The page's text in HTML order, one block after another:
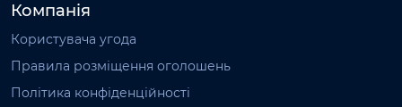
Компанія
Користувача угода
Правила розміщення оголошень
Політика конфіденційності